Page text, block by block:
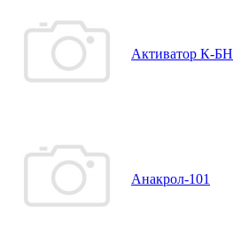
Активатор К-БН
Анакрол-101